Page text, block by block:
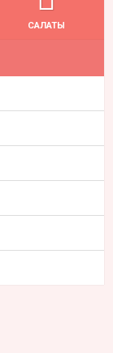
САЛАТЫ